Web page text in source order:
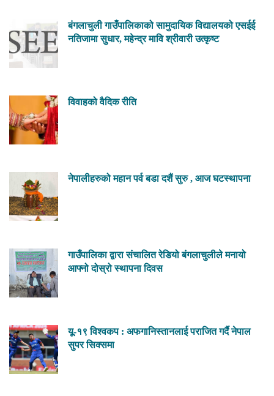
बंगलाचुली गाउँपालिकाको सामुदायिक विद्यालयको एसईई
नतिजामा सुधार, महेन्द्र मावि श्रीवारी उत्कृष्ट
विवाहको वैदिक रीति
नेपालीहरुको महान पर्व बडा दशैं सुरु , आज घटस्थापना
गाउँपालिका द्वारा संचालित रेडियो बंगलाचुलीले मनायो
आफ्नो दोस्रो स्थापना दिवस
यू-१९ विश्वकप : अफगानिस्तानलाई पराजित गर्दै नेपाल
सुपर सिक्समा